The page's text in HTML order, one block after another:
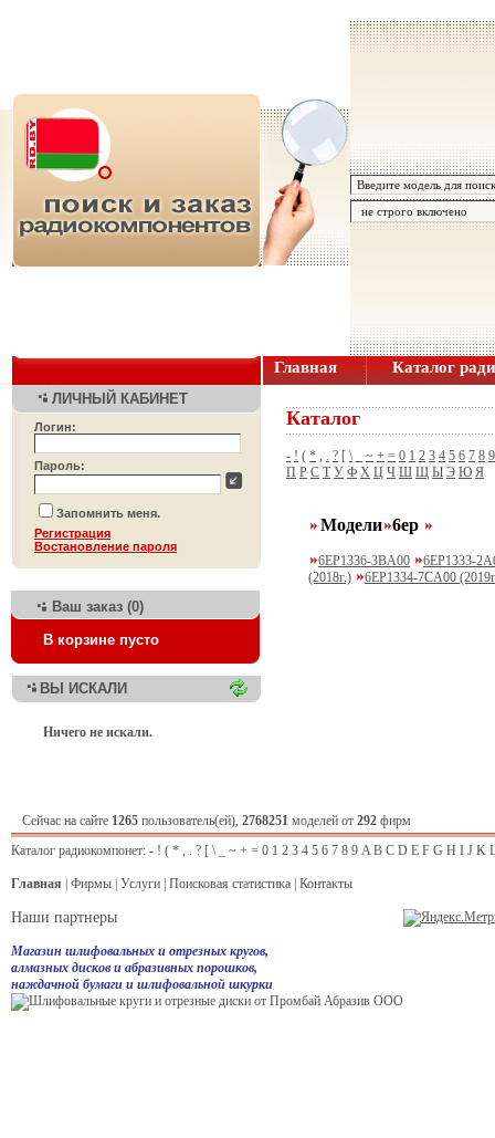
Главная Каталог
ЛИЧНЫЙ КАБИНЕТ
Логин:
Пароль:
Запомнить меня.
Регистрация
Bостановление пароля
Ваш заказ (0)
В корзине пусто
ВЫ ИСКАЛИ
Ничего не искали.
Каталог
- ! ( * , . ? [ \ ~ + = 0 1 2 3 4 5 6 7 8 9
П Р С Т У Ф Х Ц Ч Ш Щ Ы Э Ю Я
Модели 6ep
6EP1336-3BA00
6EP1333-
(2018г.)
6EP1334-7CA00
Сейчас на сайте 1265 пользователь(ей), 2768251 моделей от 292 фирм
Каталог радиокомпонет: - ! ( * , . ? [ \ ~ + = 0 1 2 3 4 5 6 7 8 9 A B C D E F G H I J K
Главная Фирмы Услуги Поисковая статистика Контакты
Наши партнеры
Магазин шлифовальных и отрезных кругов,
алмазных дисков и абразивных порошков,
наждачной бумаги и шлифовальной шкурки